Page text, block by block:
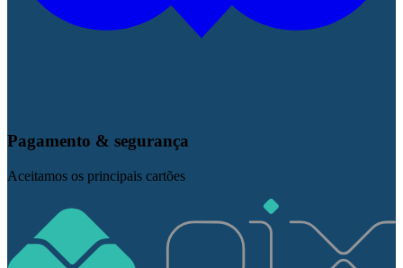
Pagamento & segurança
Aceitamos os principais cartões